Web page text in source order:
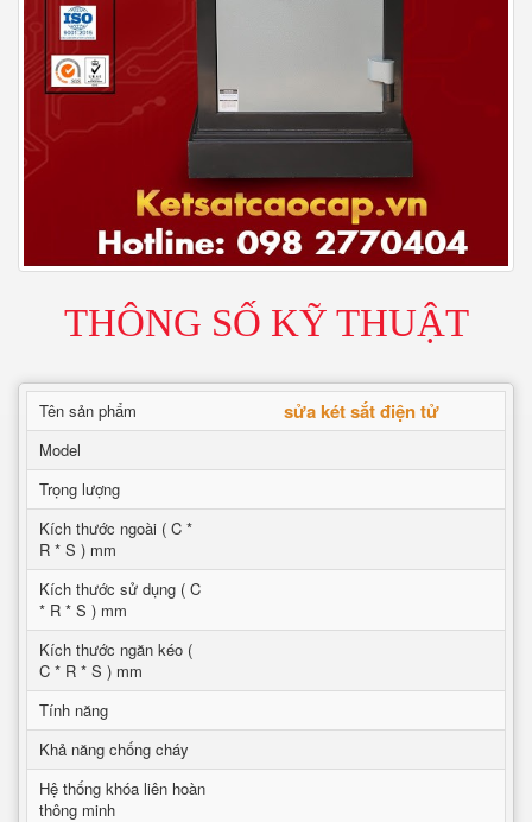
THÔNG SỐ KỸ THUẬT
Tên sản phẩm sửa két sắt điện tử
Model
Trọng lượng
Kích thước ngoài ( C *
R * S ) mm
Kích thước sử dụng ( C
* R * S ) mm
Kích thước ngăn kéo (
C * R * S ) mm
Tính năng
Khả năng chống cháy
Hệ thống khóa liên hoàn
thông minh